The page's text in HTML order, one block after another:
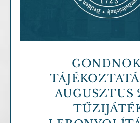
AUGUSZTUS